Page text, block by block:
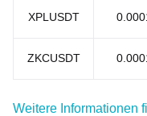
XPLUSDT
ZKCUSDT
Weitere Informationen